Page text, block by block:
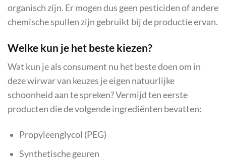
organisch zijn. Er mogen dus geen pesticiden of andere
chemische spullen zijn gebruikt bij de productie ervan.
Welke kun je het beste kiezen?
Wat kun je als consument nu het beste doen om in
deze wirwar van keuzes je eigen natuurlijke
schoonheid aan te spreken? Vermijd ten eerste
producten die de volgende ingrediënten bevatten:
Propyleenglycol (PEG)
Synthetische geuren